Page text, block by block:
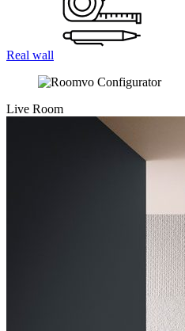
Real wall
Live Room